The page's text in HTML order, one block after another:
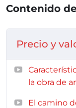
Contenido
Precio y
la obra de
El camino